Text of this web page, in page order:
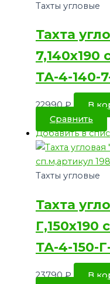
Тахты угловые
Тахта
7,140х190
ТА-4-140-
22990₽
В
Сравнить
Добавить в
Тахты угловые
Тахта
Г,150х190
ТА-4-150-
23790₽
В